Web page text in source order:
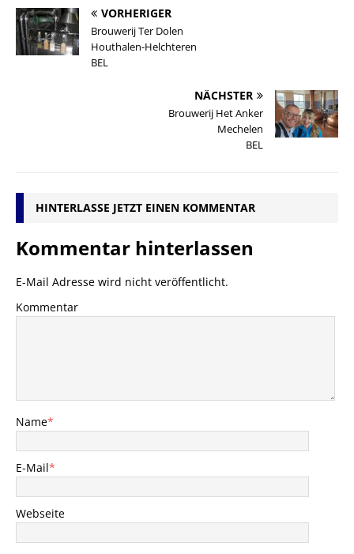
VORHERIGER
Brouwerij Ter Dolen
Houthalen-Helchteren
BEL
NÄCHSTER
Brouwerij Het Anker
Mechelen
BEL
HINTERLASSE JETZT EINEN KOMMENTAR
Kommentar hinterlassen
E-Mail Adresse wird nicht veröffentlicht.
Kommentar
Name*
E-Mail*
Webseite